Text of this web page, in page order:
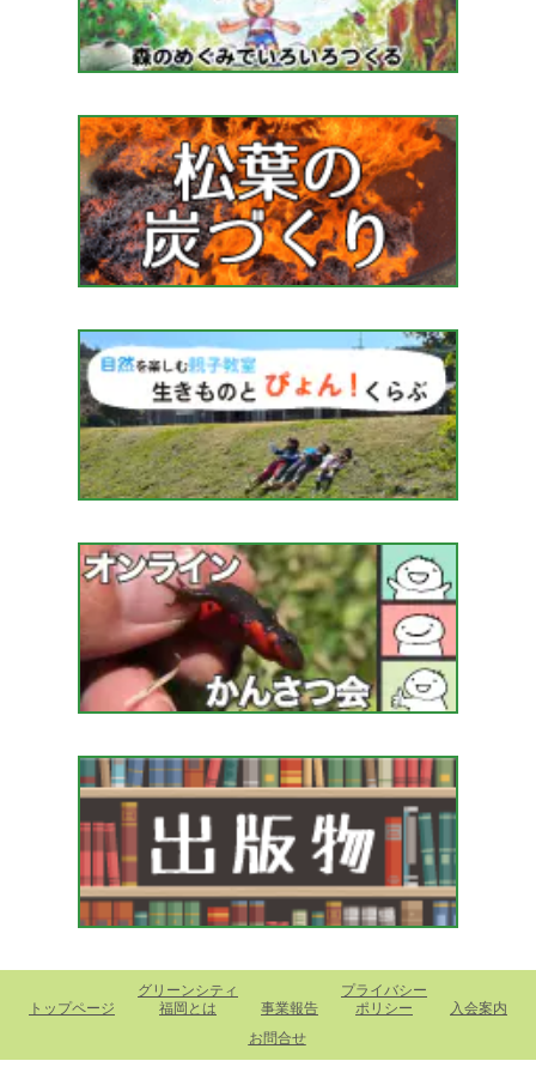
トップページ
グリーンシティ
福岡とは
事業報告
プライバシー
ポリシー
入会案内
お問合せ